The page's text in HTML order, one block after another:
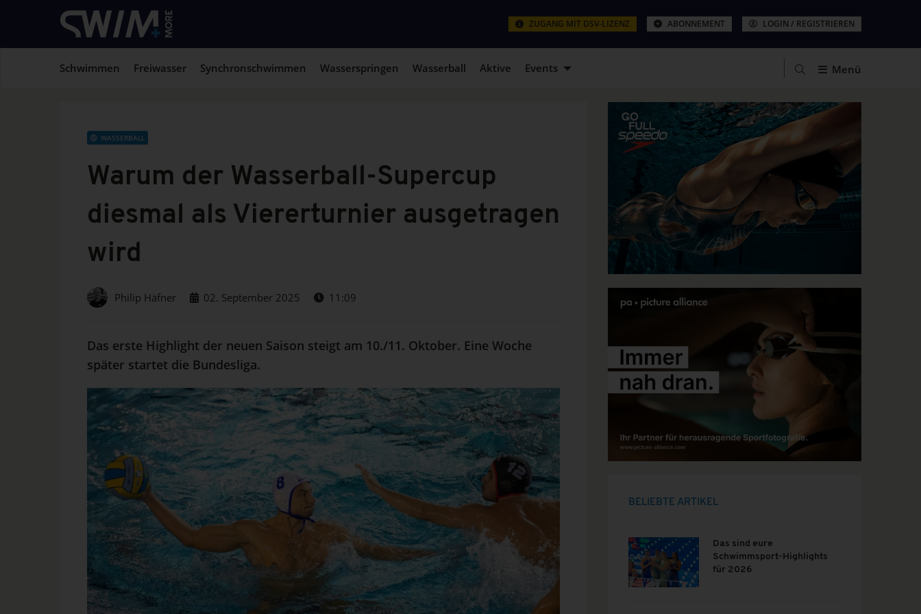
ZUGANG MIT DSV-LIZENZ ABONNEMENT LOGIN / REGISTRIEREN
Schwimmen Freiwasser Synchronschwimmen Wasserspringen Wasserball Aktive Events Menü
WASSERBALL
Warum der Wasserball-Supercup
diesmal als Viererturnier ausgetragen
wird
Philip Häfner 02. September 2025 11:09
Das erste Highlight der neuen Saison steigt am 10./11. Oktober. Eine Woche
später startet die Bundesliga.
BELIEBTE ARTIKEL
Das sind eure
Schwimmsport-Highlights
für 2026